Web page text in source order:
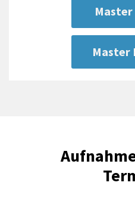
Master
Master